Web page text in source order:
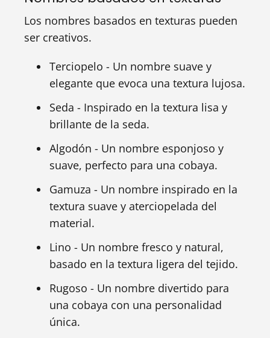
Los nombres basados en texturas pueden
ser creativos.
Terciopelo - Un nombre suave y
elegante que evoca una textura lujosa.
Seda - Inspirado en la textura lisa y
brillante de la seda.
Algodón - Un nombre esponjoso y
suave, perfecto para una cobaya.
Gamuza - Un nombre inspirado en la
textura suave y aterciopelada del
material.
Lino - Un nombre fresco y natural,
basado en la textura ligera del tejido.
Rugoso - Un nombre divertido para
una cobaya con una personalidad
única.